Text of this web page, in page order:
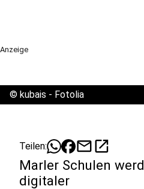
Anzeige
© kubais - Fotolia
Teilen: mailopen_in_new
Marler Schulen
digitaler